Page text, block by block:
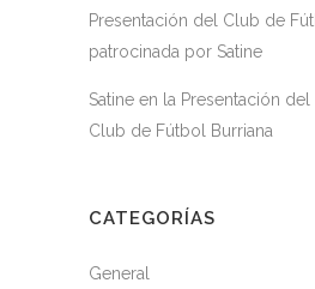
Presentación del Club de
patrocinada por Satine
Satine en la Presentación
Club de Fútbol Burriana
CATEGORÍAS
General